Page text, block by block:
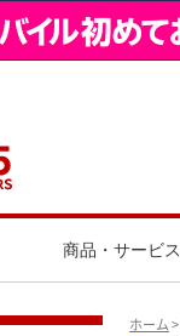
商品・サービス
ホーム>